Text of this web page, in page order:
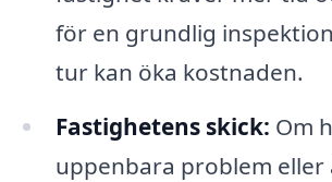
för en grundlig
tur kan öka kostnaden.
Fastighetens skick: Om
uppenbara problem eller